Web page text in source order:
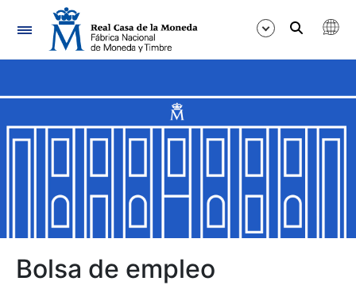
Navegación
Mostrar/Ocultar
Mostrar/Ocultar
Mostrar/Ocultar
Bolsa de empleo